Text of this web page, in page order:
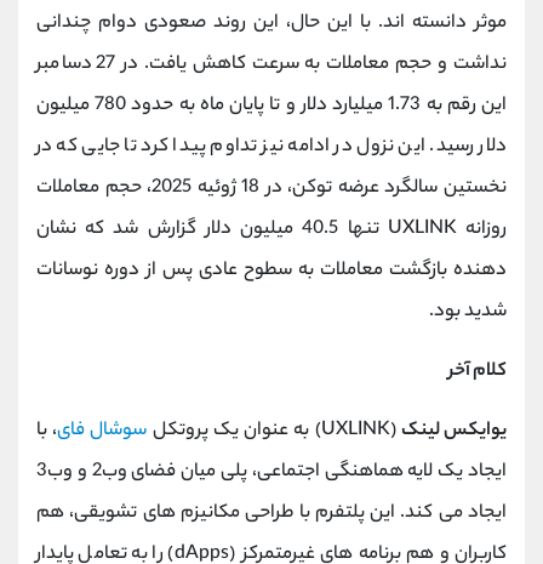
موثر دانسته ‌اند. با این حال، این روند صعودی دوام چندانی
نداشت و حجم معاملات به سرعت کاهش یافت. در 27 دسامبر
این رقم به 1.73 میلیارد دلار و تا پایان ماه به حدود 780 میلیون
دلار رسید. این نزول در ادامه نیز تداوم پیدا کرد تا جایی که در
نخستین سالگرد عرضه توکن، در 18 ژوئیه 2025، حجم معاملات
روزانه UXLINK تنها 40.5 میلیون دلار گزارش شد که نشان‌
دهنده بازگشت معاملات به سطوح عادی پس از دوره نوسانات
شدید بود.
کلام آخر
یو‌ایکس‌ لینک(UXLINK) به عنوان یک پروتکل سوشال ‌فای، با
ایجاد یک لایه هماهنگی اجتماعی، پلی میان فضای وب2 و وب3
ایجاد می ‌کند. این پلتفرم با طراحی مکانیزم‌ های تشویقی، هم
کاربران و هم برنامه‌ های غیرمتمرکز (dApps) را به تعامل پایدار